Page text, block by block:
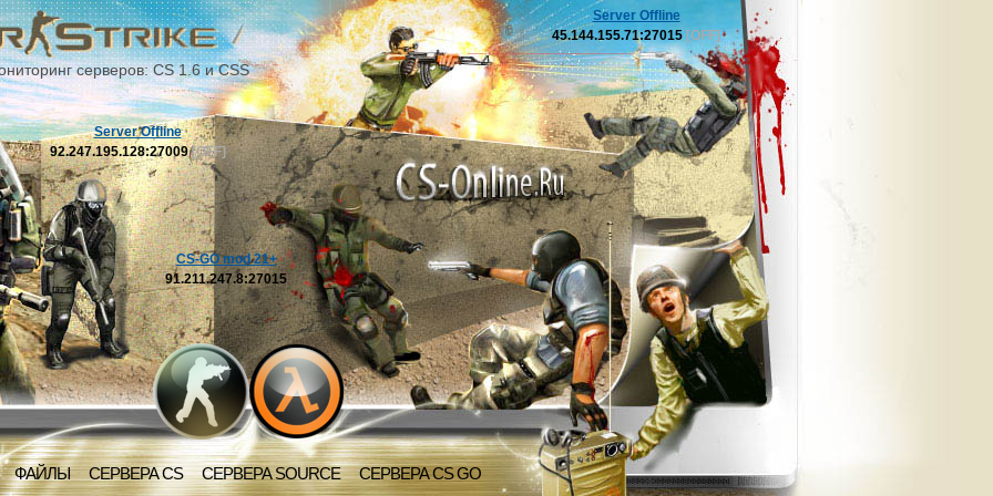
серверов: CS 1.6 и CSS
ФАЙЛЫ СЕРВЕРА CS СЕРВЕРА SOURCE СЕРВЕРА CS GO
Server Offline
92.247.195.128:27009[OFF]
CS-GO mod 21+
91.211.247.8:27015
Server Offline
45.144.155.71:27015 [OFF]